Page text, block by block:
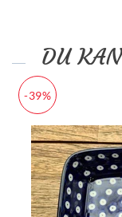
DU
-39%